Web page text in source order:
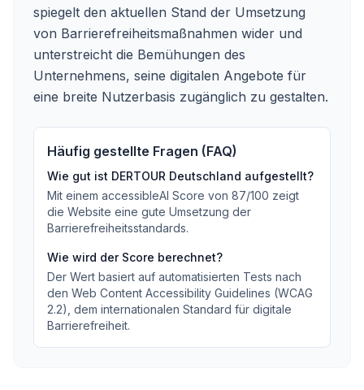
spiegelt den aktuellen Stand der Umsetzung
von Barrierefreiheitsmaßnahmen wider und
unterstreicht die Bemühungen des
Unternehmens, seine digitalen Angebote für
eine breite Nutzerbasis zugänglich zu gestalten.
Häufig gestellte Fragen (FAQ)
Wie gut ist DERTOUR Deutschland aufgestellt?
Mit einem accessibleAI Score von 87/100 zeigt
die Website eine gute Umsetzung der
Barrierefreiheitsstandards.
Wie wird der Score berechnet?
Der Wert basiert auf automatisierten Tests nach
den Web Content Accessibility Guidelines (WCAG
2.2), dem internationalen Standard für digitale
Barrierefreiheit.